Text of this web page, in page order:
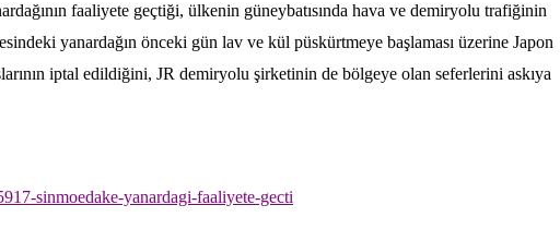
faaliyete geçtiği, ülkenin güneybatısında hava ve demiryolu trafiğinin
yanardağın önceki gün lav ve kül püskürtmeye başlaması üzerine Japon
iptal edildiğini, JR demiryolu şirketinin de bölgeye olan seferlerini askıya
sinmoedake-yanardagi-faaliyete-gecti